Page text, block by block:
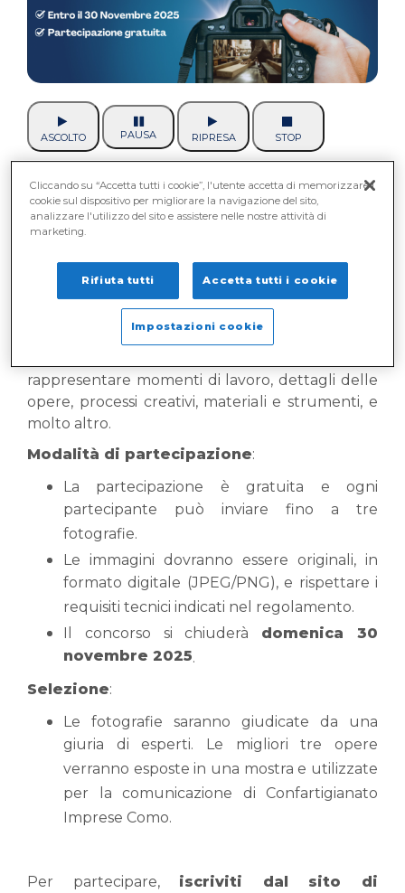
ASCOLTO PAUSA RIPRESA STOP
Confartigianato Imprese Como lancia la prima
edizione delCONTEST
FOTOGRAFICO #SCATTOARTIGIANO
e amatori, senza limiti di età. Il tema?
dell’artigianato: passione, tradizione e
rappresentare momenti di lavoro, dettagli delle
opere, processi creativi, materiali e strumenti, e
molto altro.
Modalità di partecipazione:
La partecipazione è gratuita e ogni
partecipante può inviare fino a tre
fotografie.
Le immagini dovranno essere originali, in
formato digitale (JPEG/PNG), e rispettare i
requisiti tecnici indicati nel regolamento.
Il concorso si chiuderà domenica 30
novembre 2025.
Selezione:
Le fotografie saranno giudicate da una
giuria di esperti. Le migliori tre opere
verranno esposte in una mostra e utilizzate
per la comunicazione di Confartigianato
Imprese Como.
Per partecipare, iscriviti dal sito di
Cliccando su “Accetta tutti i cookie”, l'utente accetta di memorizzare i
cookie sul dispositivo per migliorare la navigazione del sito,
analizzare l'utilizzo del sito e assistere nelle nostre attività di
marketing.
Rifiuta tutti Accetta tutti i cookie
Impostazioni cookie